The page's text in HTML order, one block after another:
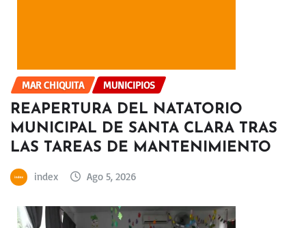
MAR CHIQUITA MUNICIPIOS
REAPERTURA DEL NATATORIO
MUNICIPAL DE SANTA CLARA TRAS
LAS TAREAS DE MANTENIMIENTO
index Ago 5, 2026